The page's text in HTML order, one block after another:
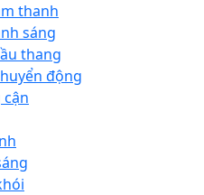
thanh
sáng
thang
động